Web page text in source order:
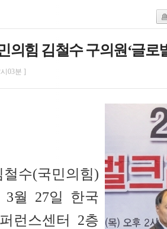
의힘 김철수 구의원‘글로
03분 ]
수(국민의힘)
3월 27일 한국
런스센터 2층